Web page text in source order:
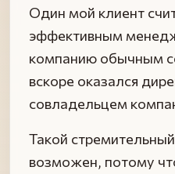
Один мой клиент
эффективным
компанию обычным
вскоре оказался
совладельцем
Такой
возможен, потому